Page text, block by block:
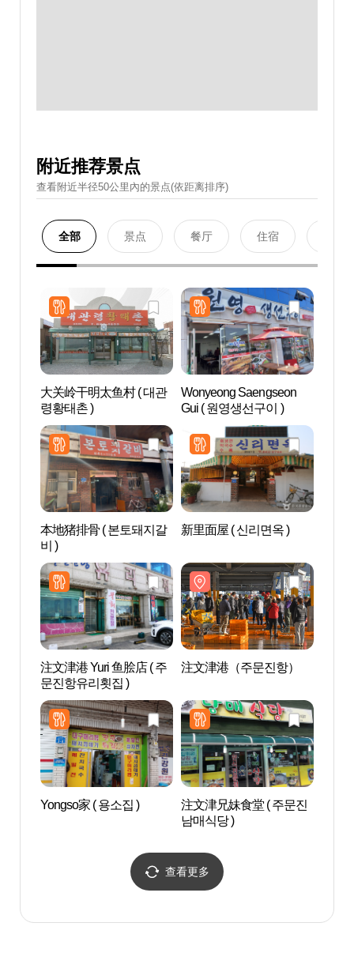
附近推荐景点
查看附近半径50公里內的景点(依距离排序)
全部 景点 餐厅 住宿
大关岭干明太鱼村 ( 대관
령황태촌 )
Wonyeong Saengseon
Gui ( 원영생선구이 )
本地猪排骨 ( 본토돼지갈
비 )
新里面屋 ( 신리면옥 )
注文津港 Yuri 鱼脍店 ( 주
문진항유리횟집 )
注文津港（주문진항）
Yongso家 ( 용소집 )
注文津兄妹食堂 ( 주문진
남매식당 )
查看更多